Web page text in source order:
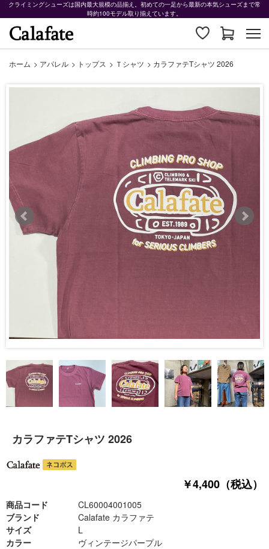
クライミングシューズは国内最大規模の品揃え。初めての一足から最新の本気シューズまで常
時約100モデル取り揃えています。
ホーム > アパレル > トップス > Ｔシャツ > カラファテTシャツ 2026
カラファテTシャツ 2026
￥4,400（税込）
商品コード
CL60004001005
ブランド
Calafate カラファテ
サイズ
L
カラー
ヴィンテージパープル